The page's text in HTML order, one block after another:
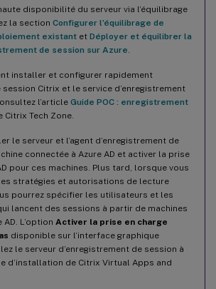
disponibilité du serveur via l’équilibrage
la section Configurer l’équilibrage de
existant et Déployer et équilibrer la
de session sur Azure
installer et configurer rapidement
session Citrix et le service d’enregistrement
l’article Guide POC : enregistrement
Citrix Tech Zone.
le serveur et l’agent d’enregistrement de
connectée à Azure AD et activer la prise
pour ces machines. Plus tard, lorsque vous
stratégies et autorisations de lecture
pourrez spécifier les utilisateurs et les
lancent des sessions à partir de machines
L’option Activer la prise en charge
disponible sur l’interface graphique
le serveur d’enregistrement de session à
d’installation de Citrix Virtual Apps and
à niveau
de données d’enregistrement de session
Azure SQL
données d’enregistrement de session sur
données locale vers Cloud SQL Managed
données de production depuis Azure SQL
vers une base de données locale
données d’enregistrement de session sur
machines virtuelles Azure
données d’enregistrement de session sur
Server